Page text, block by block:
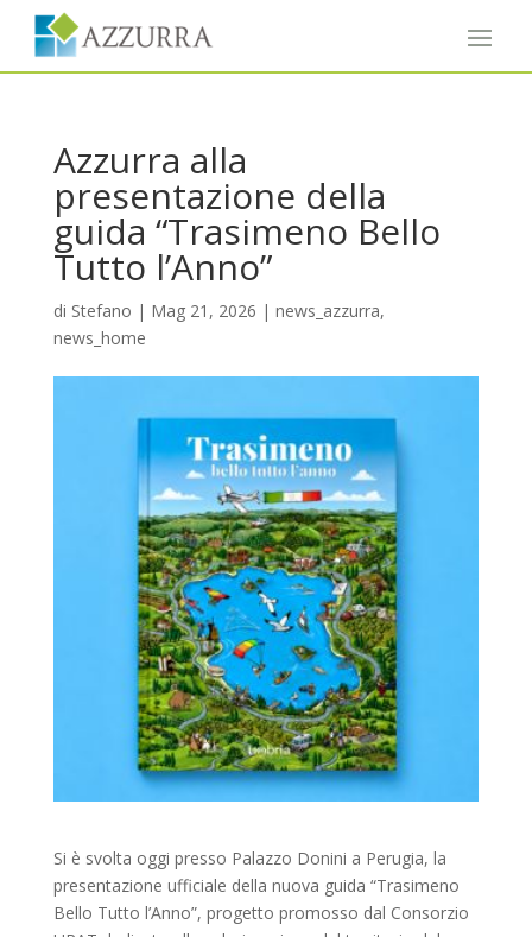
Azzurra alla
presentazione della
guida “Trasimeno Bello
Tutto l’Anno”
di Stefano | Mag 21, 2026 | news_azzurra,
news_home
Si è svolta oggi presso Palazzo Donini a Perugia, la
presentazione ufficiale della nuova guida “Trasimeno
Bello Tutto l’Anno”, progetto promosso dal Consorzio